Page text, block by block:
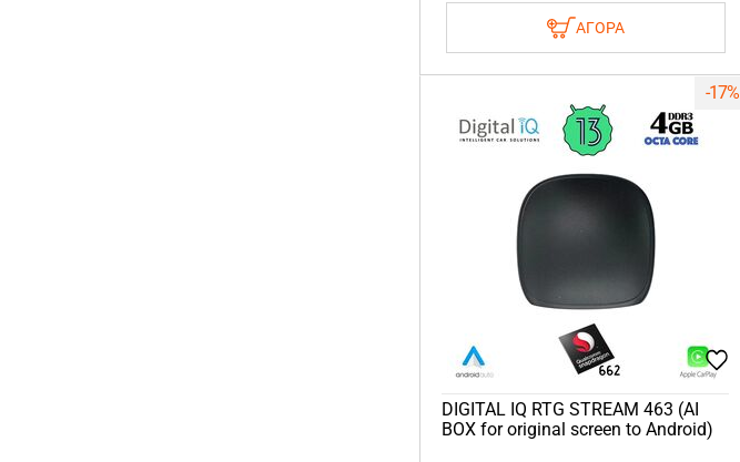
ΑΓΟΡΑ
-17%
DIGITAL IQ RTG STREAM 463 (AI
BOX for original screen to Android)